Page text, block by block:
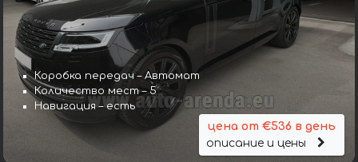
Коробка передач – Автомат
Количество мест – 5
Навигация – есть
цена от €536 в день
описание и цены